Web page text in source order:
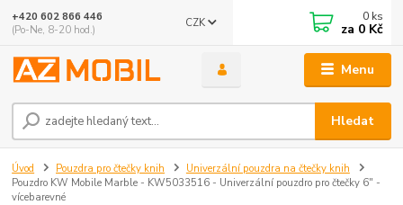
Menu
CZK
Hledat
+420 602 866 446
(Po-Ne, 8-20 hod.)
0 ks
za 0 Kč
Úvod Pouzdra pro čtečky knih
Univerzální pouzdra na čtečky knih
Pouzdro KW Mobile Marble - KW5033516 - Univerzální pouzdro pro čtečky 6" -
vícebarevné